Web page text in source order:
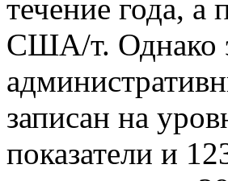
течение года, а
США/т. Однако
записан на
показатели и